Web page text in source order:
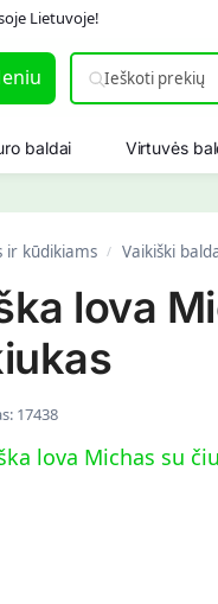
Lietuvoje!
baldai Virtuvės
ir kūdikiams / Vaikiški
lova
17438